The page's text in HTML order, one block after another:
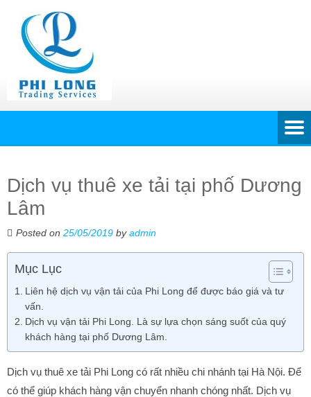
Dịch vụ thuê xe tải tại phố Dương
Lâm
Posted on 25/05/2019 byadmin
Mục Lục
Liên hệ dịch vụ vận tải của Phi Long để được báo giá và tư
vấn.
Dịch vụ vận tải Phi Long. Là sự lựa chọn sáng suốt của quý
khách hàng tại phố Dương Lâm.
Dịch vụ thuê xe tải Phi Long có rất nhiều chi nhánh tại Hà Nội. Để
có thể giúp khách hàng vận chuyển nhanh chóng nhất. Dịch vụ